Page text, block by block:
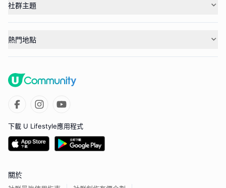
社群主題
熱門地點
下載 U Lifestyle應用程式
關於